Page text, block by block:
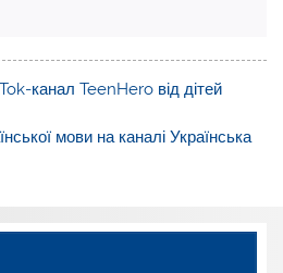
канал TeenHero від дітей
мови на каналі Українська